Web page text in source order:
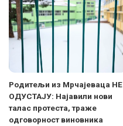
Родитељи из Мрчајеваца НЕ
ОДУСТАЈУ: Најавили нови
талас протеста, траже
одговорност виновника